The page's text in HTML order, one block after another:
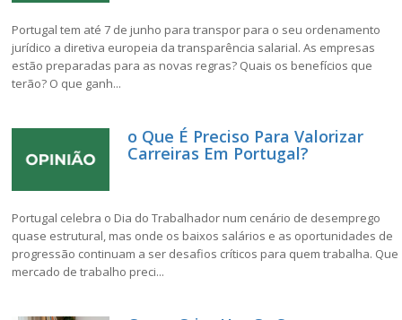
Portugal tem até 7 de junho para transpor para o seu ordenamento
jurídico a diretiva europeia da transparência salarial. As empresas
estão preparadas para as novas regras? Quais os benefícios que
terão? O que ganh...
o Que É Preciso Para Valorizar
Carreiras Em Portugal?
Portugal celebra o Dia do Trabalhador num cenário de desemprego
quase estrutural, mas onde os baixos salários e as oportunidades de
progressão continuam a ser desafios críticos para quem trabalha. Que
mercado de trabalho preci...